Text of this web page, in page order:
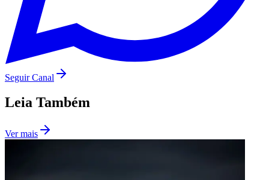
São Paulo
Seguir Canal
Leia Também
Ver mais